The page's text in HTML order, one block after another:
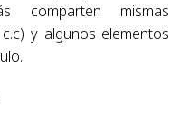
comparten mismas
y algunos elementos